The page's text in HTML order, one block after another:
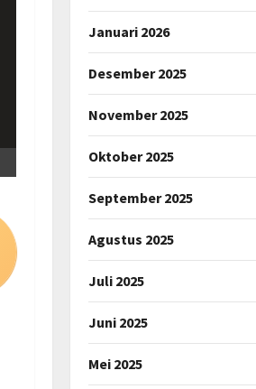
Januari 2026
Desember 2025
November 2025
Oktober 2025
September 2025
Agustus 2025
Juli 2025
Juni 2025
Mei 2025